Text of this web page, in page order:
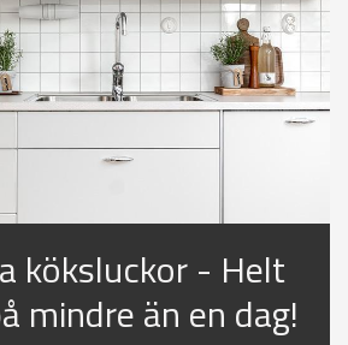
köksluckor - Helt
mindre än en dag!